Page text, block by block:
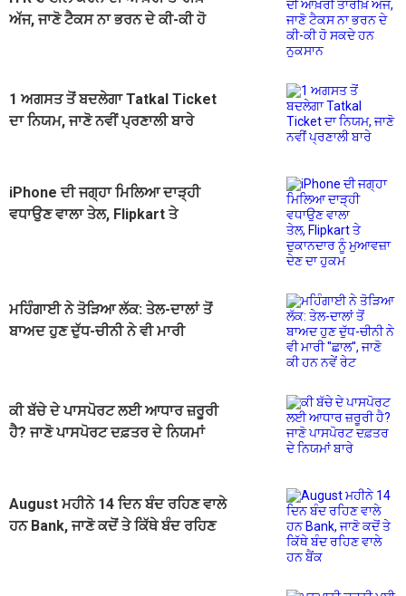
ਅੱਜ, ਜਾਣੋ ਟੈਕਸ ਨਾ ਭਰਨ ਦੇ ਕੀ-ਕੀ ਹੋ
1 ਅਗਸਤ ਤੋਂ ਬਦਲੇਗਾ Tatkal Ticket
ਦਾ ਨਿਯਮ, ਜਾਣੋ ਨਵੀਂ ਪ੍ਰਣਾਲੀ ਬਾਰੇ
iPhone ਦੀ ਜਗ੍ਹਾ ਮਿਲਿਆ ਦਾੜ੍ਹੀ
ਵਧਾਉਣ ਵਾਲਾ ਤੇਲ, Flipkart ਤੇ
ਮਹਿੰਗਾਈ ਨੇ ਤੋੜਿਆ ਲੱਕ: ਤੇਲ-ਦਾਲਾਂ ਤੋਂ
ਬਾਅਦ ਹੁਣ ਦੁੱਧ-ਚੀਨੀ ਨੇ ਵੀ ਮਾਰੀ
ਕੀ ਬੱਚੇ ਦੇ ਪਾਸਪੋਰਟ ਲਈ ਆਧਾਰ ਜ਼ਰੂਰੀ
ਹੈ? ਜਾਣੋ ਪਾਸਪੋਰਟ ਦਫ਼ਤਰ ਦੇ ਨਿਯਮਾਂ
August ਮਹੀਨੇ 14 ਦਿਨ ਬੰਦ ਰਹਿਣ ਵਾਲੇ
ਹਨ Bank, ਜਾਣੋ ਕਦੋਂ ਤੇ ਕਿੱਥੇ ਬੰਦ ਰਹਿਣ